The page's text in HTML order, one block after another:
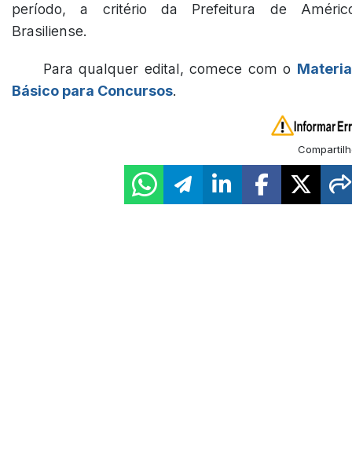
período, a critério da Prefeitura de
Brasiliense.
Para qualquer edital, comece com o
Básico para Concursos.